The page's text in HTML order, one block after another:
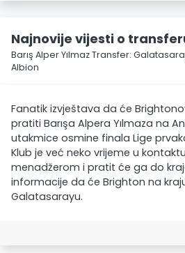
Najnovije vijesti o
Barış Alper Yılmaz Transfer:
Albion
Fanatik izvještava da će
pratiti Barışa Alpera Yılmaza na
utakmice osmine finala Lige
Klub je već neko vrijeme u
menadžerom i pratit će ga do
informacije da će Brighton na
Galatasarayu.